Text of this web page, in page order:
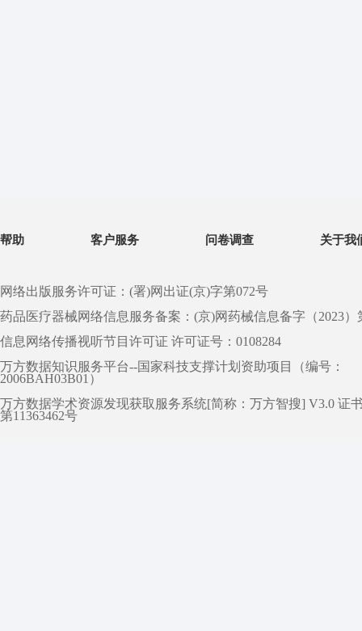
帮助 客户服务 问卷调查 关于我
网络出版服务许可证：(署)网出证(京)字第072号
药品医疗器械网络信息服务备案：(京)网药械信息备字（2023）
信息网络传播视听节目许可证 许可证号：0108284
万方数据知识服务平台--国家科技支撑计划资助项目（编号：
2006BAH03B01）
万方数据学术资源发现获取服务系统[简称：万方智搜] V3.0 证
第11363462号